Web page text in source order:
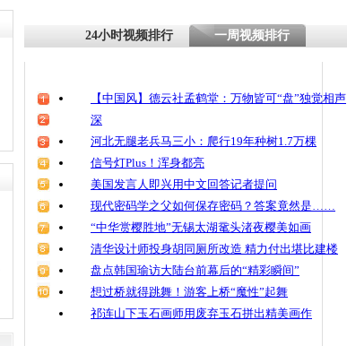
24小时视频排行 一周视频排行
【中国风】德云社孟鹤堂：万物皆可“盘”独觉相声
深
河北无腿老兵马三小：爬行19年种树1.7万棵
信号灯Plus！浑身都亮
美国发言人即兴用中文回答记者提问
现代密码学之父如何保存密码？答案竟然是……
“中华赏樱胜地”无锡太湖鼋头渚夜樱美如画
清华设计师投身胡同厕所改造 精力付出堪比建楼
盘点韩国瑜访大陆台前幕后的“精彩瞬间”
想过桥就得跳舞！游客上桥“魔性”起舞
祁连山下玉石画师用废弃玉石拼出精美画作